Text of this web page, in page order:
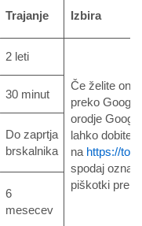
Trajanje Izbira
2 leti
Če želite
preko
orodje
lahko dobite
na https://
spodaj
piškotki
30 minut
Do zaprtja
brskalnika
6
mesecev